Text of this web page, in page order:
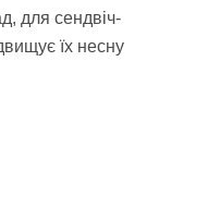
для сендвіч-
їх несну